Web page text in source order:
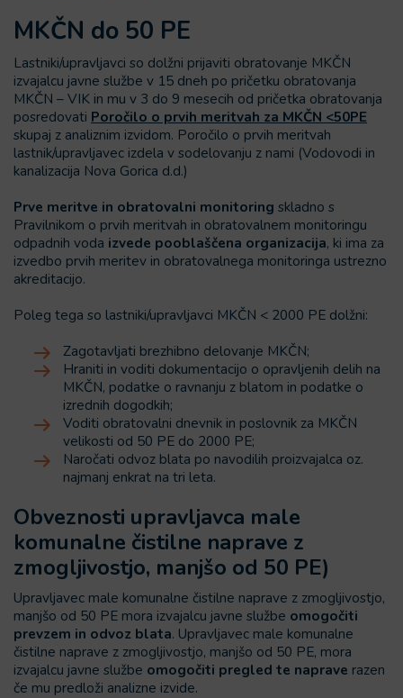
MKČN do 50 PE
Lastniki/upravljavci so dolžni prijaviti obratovanje MKČN
izvajalcu javne službe v 15 dneh po pričetku obratovanja
MKČN – VIK in mu v 3 do 9 mesecih od pričetka obratovanja
posredovati Poročilo o prvih meritvah za MKČN <50PE
skupaj z analiznim izvidom. Poročilo o prvih meritvah
lastnik/upravljavec izdela v sodelovanju z nami (Vodovodi in
kanalizacija Nova Gorica d.d.)
Prve meritve in obratovalni monitoring skladno s
Pravilnikom o prvih meritvah in obratovalnem monitoringu
odpadnih voda izvede pooblaščena organizacija, ki ima za
izvedbo prvih meritev in obratovalnega monitoringa ustrezno
akreditacijo.
Poleg tega so lastniki/upravljavci MKČN < 2000 PE dolžni:
Zagotavljati brezhibno delovanje MKČN;
Hraniti in voditi dokumentacijo o opravljenih delih na
MKČN, podatke o ravnanju z blatom in podatke o
izrednih dogodkih;
Voditi obratovalni dnevnik in poslovnik za MKČN
velikosti od 50 PE do 2000 PE;
Naročati odvoz blata po navodilih proizvajalca oz.
najmanj enkrat na tri leta.
Obveznosti upravljavca male
komunalne čistilne naprave z
zmogljivostjo, manjšo od 50 PE)
Upravljavec male komunalne čistilne naprave z zmogljivostjo,
manjšo od 50 PE mora izvajalcu javne službe omogočiti
prevzem in odvoz blata. Upravljavec male komunalne
čistilne naprave z zmogljivostjo, manjšo od 50 PE, mora
izvajalcu javne službe omogočiti pregled te naprave razen
če mu predloži analizne izvide.